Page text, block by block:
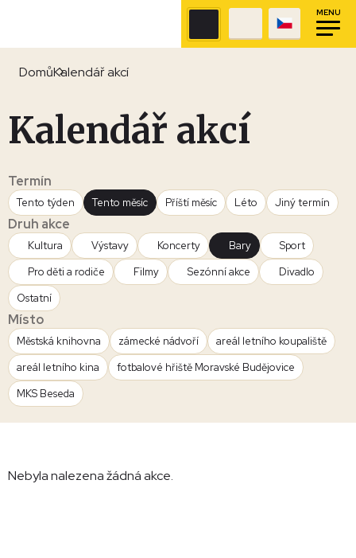
MENU
DomůKalendář akcí
Kalendář akcí
Termín
Tento týden Tento měsíc Příští měsíc Léto Jiný termín
Druh akce
Kultura Výstavy Koncerty Bary
Sport
Pro děti a rodiče
Filmy Sezónní akce
Divadlo
Ostatní
Místo
Městská knihovna zámecké nádvoří
areál letního koupaliště
areál letního kina
fotbalové hřiště Moravské Budějovice
MKS Beseda
Nebyla nalezena žádná akce.